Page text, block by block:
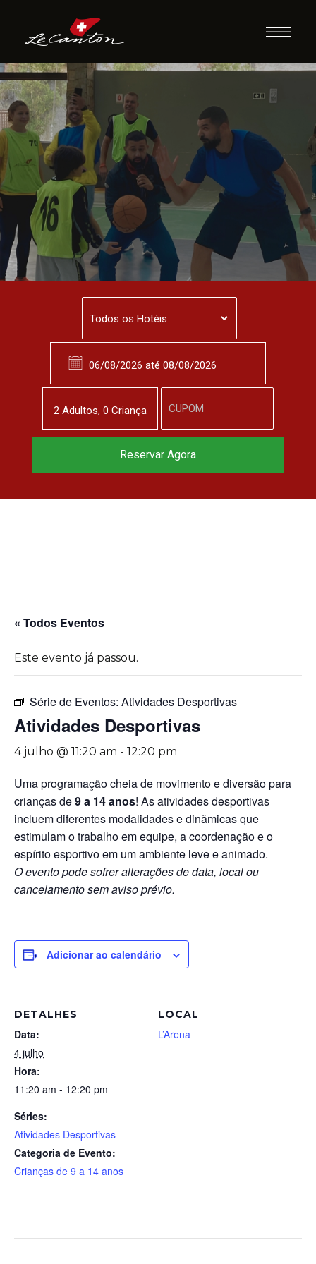
Atividades
Desportivas
« Todos Eventos
Este evento já passou.
Série de Eventos: Atividades Desportivas
Atividades Desportivas
4 julho @ 11:20 am - 12:20 pm
Uma programação cheia de movimento e diversão para
crianças de9 a 14 anos! As atividades desportivas
incluem diferentes modalidades e dinâmicas que
estimulam o trabalho em equipe, a coordenação e o
espírito esportivo em um ambiente leve e animado.
O evento pode sofrer alterações de data, local ou
cancelamento sem aviso prévio.
Adicionar ao calendário
DETALHES
Data:
4 julho
Hora:
11:20 am - 12:20 pm
Séries:
Atividades Desportivas
Categoria de Evento:
Crianças de 9 a 14 anos
LOCAL
L’Arena
2 Adultos, 0 Criança
Reserve agora, com
Reservar Agora